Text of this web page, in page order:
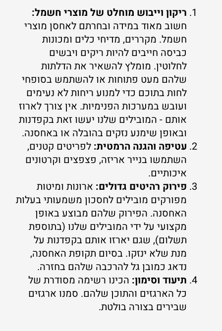
ריקון וייבוש מוחלט של מוצרי חשמל:
חשוב מאוד במידה ובחרתם לאחסן מוצרי
חשמל. מקררים, מדיחי כלים ומכונות
כביסה חייבים להיות ריקים ויבשים
לחלוטין. מומלץ להשאיר את הדלתות
שלהם מעט פתוחות או להשתמש בסופחי
לחות בתוכם כדי למנוע ריחות לא נעימים
ועובש במערכות הפנימיות. אין צורך לארוז
אותם - המובילים שלנו יעשו זאת בקפדנות
ובאופן שימנע נזקים בהובלה או באחסנה.
עטיפה והגנה הרמטית: לפריטים קטנים,
השתמשו בנייר אריזה, פצפצים וקרטונים
איכותיים.
פירוק רהיטים גדולים: ארונות ומיטות
מפורקים מובילים לחסכון משמעותי בעלות
האחסנה. הפירוק שלהם מבוצע באופן
מקצועי על ידי המובילים שלנו (בתוספת
תשלום), שגם יארזו אותם בקפדנות על
מנת שלא ינזקו. בסיום תקופת האחסנה,
נדאג כמובן גל להרכבה שלהם בחזרה.
תיעוד וסימון: הכינו רשימה מסודרת של
כל הארגזים והתוכן שלהם. סמנו ארגזים
שבירים בצורה בולטת.